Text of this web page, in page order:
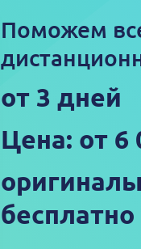
Поможем
от 3 дней
Цена: от 6
бесплатно